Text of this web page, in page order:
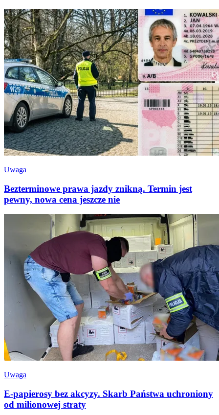
Uwaga
Bezterminowe prawa jazdy znikną. Termin jest
pewny, nowa cena jeszcze nie
Uwaga
E-papierosy bez akcyzy. Skarb Państwa uchroniony
od milionowej straty